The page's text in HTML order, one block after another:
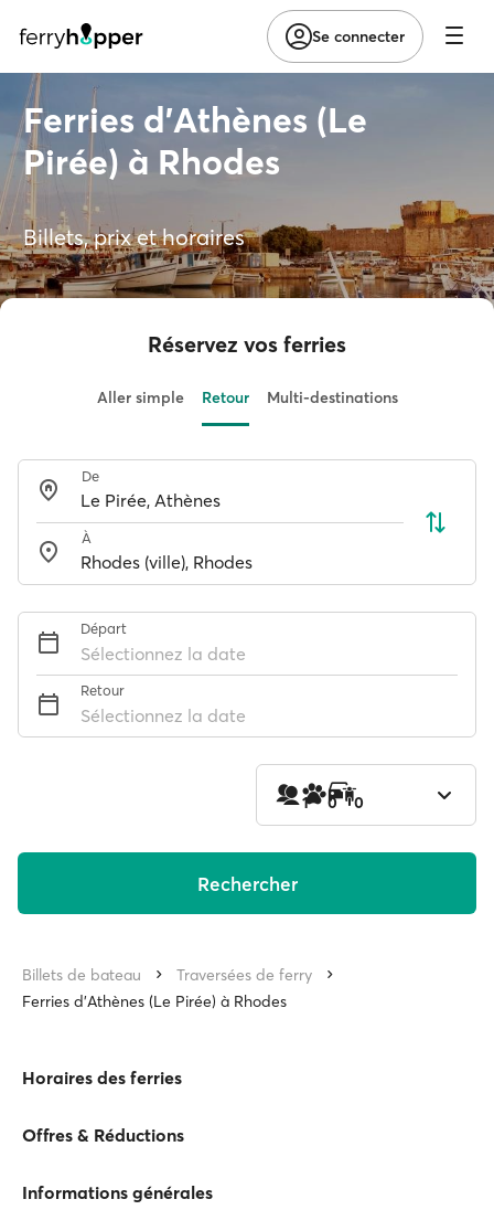
Se connecter
Ferries d'Athènes (Le
Pirée) à Rhodes
Billets, prix et horaires
Réservez vos ferries
Aller simple Retour Multi-destinations
De
À
Départ
Sélectionnez la date
Retour
Sélectionnez la date
1 0 0
Rechercher
Billets de bateau
Traversées de ferry
Ferries d'Athènes (Le Pirée) à Rhodes
Horaires des ferries
Offres & Réductions
Informations générales